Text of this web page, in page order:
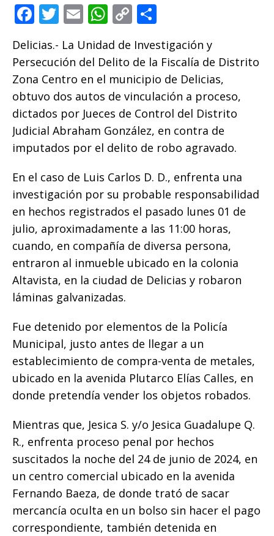
F
c
e
b
o
o
k
T
it
te
r
E
m
ai
l
W
h
at
s
A
p
p
C
p
y
Li
n
k
m
p
ar
ti
r
Delicias.- La Unidad de Investigación y
Persecución del Delito de la Fiscalía de Distrito
Zona Centro en el municipio de Delicias,
obtuvo dos autos de vinculación a proceso,
dictados por Jueces de Control del Distrito
Judicial Abraham González, en contra de
imputados por el delito de robo agravado.
En el caso de Luis Carlos D. D., enfrenta una
investigación por su probable responsabilidad
en hechos registrados el pasado lunes 01 de
julio, aproximadamente a las 11:00 horas,
cuando, en compañía de diversa persona,
entraron al inmueble ubicado en la colonia
Altavista, en la ciudad de Delicias y robaron
láminas galvanizadas.
Fue detenido por elementos de la Policía
Municipal, justo antes de llegar a un
establecimiento de compra-venta de metales,
ubicado en la avenida Plutarco Elías Calles, en
donde pretendía vender los objetos robados.
Mientras que, Jesica S. y/o Jesica Guadalupe Q.
R., enfrenta proceso penal por hechos
suscitados la noche del 24 de junio de 2024, en
un centro comercial ubicado en la avenida
Fernando Baeza, de donde trató de sacar
mercancía oculta en un bolso sin hacer el pago
correspondiente, también detenida en